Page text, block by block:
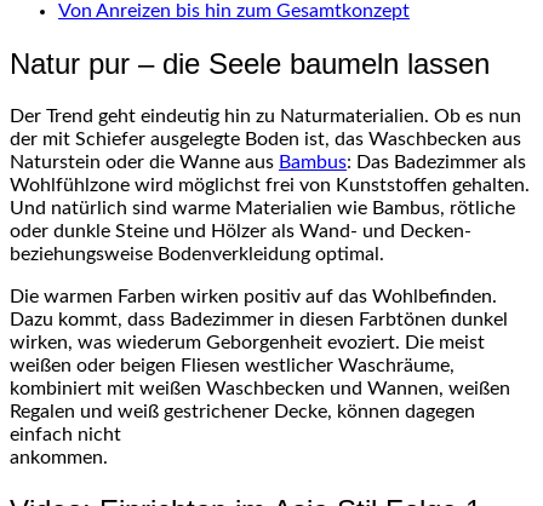
Von Anreizen bis hin zum Gesamtkonzept
Natur pur – die Seele baumeln lassen
Der Trend geht eindeutig hin zu Naturmaterialien. Ob es nun
der mit Schiefer ausgelegte Boden ist, das Waschbecken aus
Naturstein oder die Wanne aus Bambus: Das Badezimmer als
Wohlfühlzone wird möglichst frei von Kunststoffen gehalten.
Und natürlich sind warme Materialien wie Bambus, rötliche
oder dunkle Steine und Hölzer als Wand- und Decken-
beziehungsweise Bodenverkleidung optimal.
Die warmen Farben wirken positiv auf das Wohlbefinden.
Dazu kommt, dass Badezimmer in diesen Farbtönen dunkel
wirken, was wiederum Geborgenheit evoziert. Die meist
weißen oder beigen Fliesen westlicher Waschräume,
kombiniert mit weißen Waschbecken und Wannen, weißen
Regalen und weiß gestrichener Decke, können dagegen
einfach nicht
ankommen.